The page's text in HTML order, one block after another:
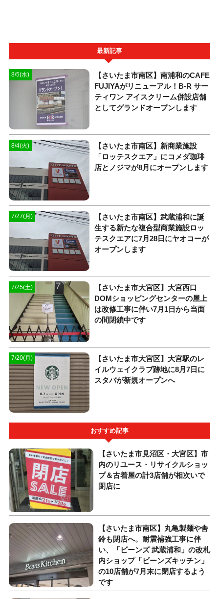
最新記事
8/5(水)
【さいたま市南区】南浦和のCAFE
FUJIYAがリニューアル！B-R サー
ティワン アイスクリーム併設店舗
としてグランドオープンします
8/4(火)
【さいたま市南区】新商業施設
「ロッテスクエア」にコメダ珈琲
店とノジマが8月にオープンします
7/27(月)
【さいたま市南区】武蔵浦和に誕
生する新たな複合型商業施設ロッ
テスクエアに7月28日にヤオコーが
オープンします
7/25(土)
【さいたま市大宮区】大宮西口
DOMショッピングセンターの屋上
は改修工事に伴い7月1日から当面
の間閉鎖中です
7/20(月)
【さいたま市大宮区】大宮駅のレ
イルウェイクラブ跡地に8月7日に
スタバが新規オープンへ
おすすめ記事
【さいたま市見沼区・大宮区】市
内のリユース・リサイクルショッ
プ＆古着屋の計3店舗が相次いで
閉店に
【さいたま市南区】丸亀製麺や舎
鈴も閉店へ。耐震補強工事に伴
い、「ビーンズ 武蔵浦和」の改札
内ショップ「ビーンズキッチン」
の10店舗が7月末に閉店するよう
です